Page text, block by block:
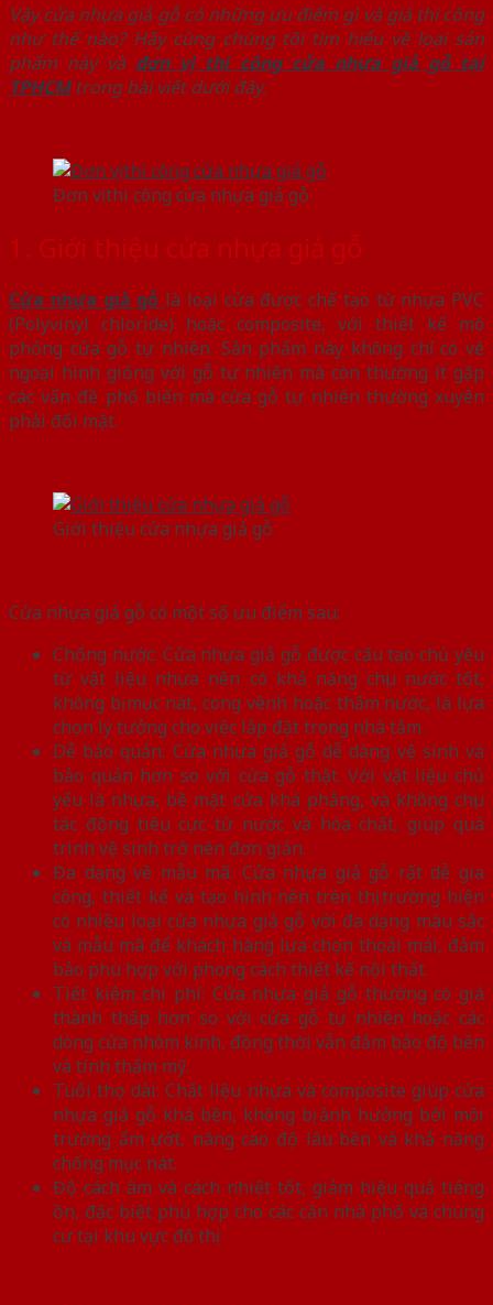
Vậy cửa nhựa giả gỗ có những ưu điểm gì và giá thi công
như thế nào? Hãy cùng chúng tôi tìm hiểu về loại sản
phẩm này và đơn vị thi công cửa nhựa giả gỗ tại
TPHCMtrong bài viết dưới đây.
Đơn vị thi công cửa nhựa giả gỗ
1. Giới thiệu cửa nhựa giả gỗ
Cửa nhựa giả gỗ là loại cửa được chế tạo từ nhựa PVC
(Polyvinyl chloride) hoặc composite, với thiết kế mô
phỏng cửa gỗ tự nhiên. Sản phẩm này không chỉ có vẻ
ngoại hình giống với gỗ tự nhiên mà còn thường ít gặp
các vấn đề phổ biến mà cửa gỗ tự nhiên thường xuyên
phải đối mặt.
Giới thiệu cửa nhựa giả gỗ
Cửa nhựa giả gỗ có một số ưu điểm sau:
Chống nước: Cửa nhựa giả gỗ được cấu tạo chủ yếu
từ vật liệu nhựa nên có khả năng chịu nước tốt,
không bị mục nát, cong vênh hoặc thấm nước, là lựa
chọn lý tưởng cho việc lắp đặt trong nhà tắm.
Dễ bảo quản: Cửa nhựa giả gỗ dễ dàng vệ sinh và
bảo quản hơn so với cửa gỗ thật. Với vật liệu chủ
yếu là nhựa, bề mặt cửa khá phẳng, và không chịu
tác động tiêu cực từ nước và hóa chất, giúp quá
trình vệ sinh trở nên đơn giản.
Đa dạng về mẫu mã: Cửa nhựa giả gỗ rất dễ gia
công, thiết kế và tạo hình nên trên thị trường hiện
có nhiều loại cửa nhựa giả gỗ với đa dạng màu sắc
và mẫu mã để khách hàng lựa chọn thoải mái, đảm
bảo phù hợp với phong cách thiết kế nội thất.
Tiết kiệm chi phí: Cửa nhựa giả gỗ thường có giá
thành thấp hơn so với cửa gỗ tự nhiên hoặc các
dòng cửa nhôm kính, đồng thời vẫn đảm bảo độ bền
và tính thẩm mỹ.
Tuổi thọ dài: Chất liệu nhựa và composite giúp cửa
nhựa giả gỗ khá bền, không bị ảnh hưởng bởi môi
trường ẩm ướt, nâng cao độ lâu bền và khả năng
chống mục nát.
Độ cách âm và cách nhiệt tốt, giảm hiệu quả tiếng
ồn, đặc biệt phù hợp cho các căn nhà phố và chung
cư tại khu vực đô thị.